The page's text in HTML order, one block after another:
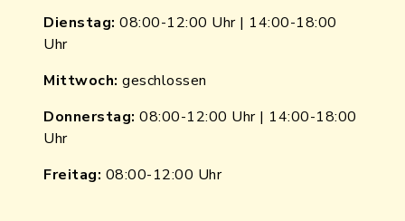
Dienstag: 08:00-12:00 Uhr | 14:00-18:00
Uhr
Mittwoch: geschlossen
Donnerstag: 08:00-12:00 Uhr | 14:00-18:00
Uhr
Freitag: 08:00-12:00 Uhr